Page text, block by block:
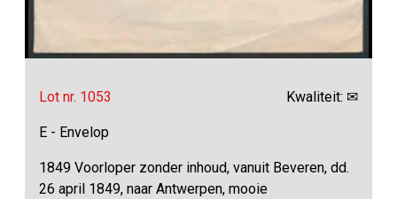
Lot nr. 1053 Kwaliteit: ✉
E - Envelop
1849 Voorloper zonder inhoud, vanuit Beveren, dd.
26 april 1849, naar Antwerpen, mooie